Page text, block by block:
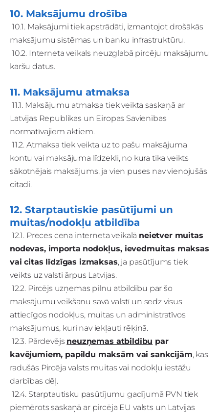
10. Maksājumu drošība
10.1. Maksājumi tiek apstrādāti, izmantojot drošākās
maksājumu sistēmas un banku infrastruktūru.
10.2. Interneta veikals neuzglabā pircēju maksājumu
karšu datus.
11. Maksājumu atmaksa
11.1. Maksājumu atmaksa tiek veikta saskaņā ar
Latvijas Republikas un Eiropas Savienības
normatīvajiem aktiem.
11.2. Atmaksa tiek veikta uz to pašu maksājuma
kontu vai maksājuma līdzekli, no kura tika veikts
sākotnējais maksājums, ja vien puses nav vienojušās
citādi.
12. Starptautiskie pasūtījumi un
muitas/nodokļu atbildība
12.1. Preces cena interneta veikalā neietver muitas
nodevas, importa nodokļus, ievedmuitas maksas
vai citas līdzīgas izmaksas, ja pasūtījums tiek
veikts uz valsti ārpus Latvijas.
12.2. Pircējs uzņemas pilnu atbildību par šo
maksājumu veikšanu savā valstī un sedz visus
attiecīgos nodokļus, muitas un administratīvos
maksājumus, kuri nav iekļauti rēķinā.
12.3. Pārdevējs neuzņemas atbildību par
kavējumiem, papildu maksām vai sankcijām, kas
radušās Pircēja valsts muitas vai nodokļu iestāžu
darbības dēļ.
12.4. Starptautisku pasūtījumu gadījumā PVN tiek
piemērots saskaņā ar pircēja EU valsts un Latvijas